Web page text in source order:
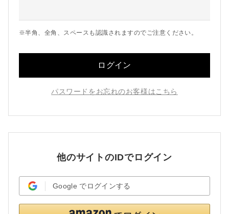
※半角、全角、スペースも認識されますのでご注意ください。
ログイン
パスワードをお忘れのお客様はこちら
他のサイトのIDでログイン
Google でログインする